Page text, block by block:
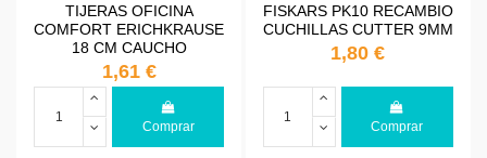
TIJERAS OFICINA
COMFORT ERICHKRAUSE
18 CM CAUCHO
1,61 €
Comprar
FISKARS PK10 RECAMBIO
CUCHILLAS CUTTER 9MM
1,80 €
Comprar